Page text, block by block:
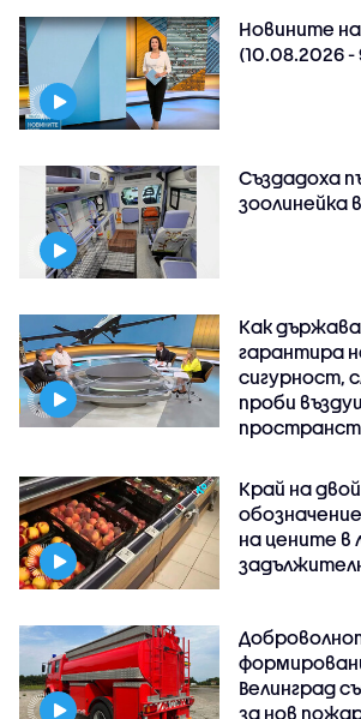
Новините на
(10.08.2026 -
Създадоха
зоолинейка
Как
гарантира
сигурност,
проби
Край на
на цените в
Велинград
за нов